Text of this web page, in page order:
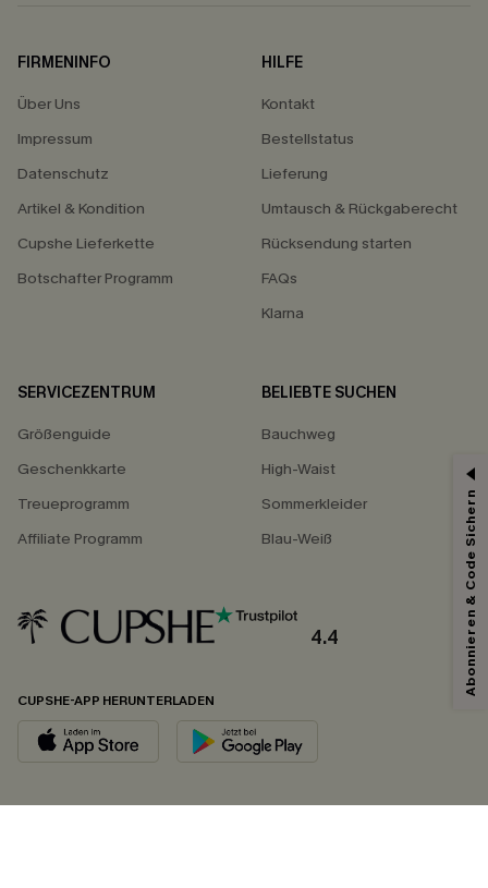
FIRMENINFO
Über Uns
Impressum
Datenschutz
Artikel & Kondition
Cupshe Lieferkette
Botschafter Programm
HILFE
Kontakt
Bestellstatus
Lieferung
Umtausch & Rückgaberecht
Rücksendung starten
FAQs
Klarna
SERVICEZENTRUM
Größenguide
Geschenkkarte
Treueprogramm
Affiliate Programm
BELIEBTE SUCHEN
Bauchweg
High-Waist
Sommerkleider
Blau-Weiß
4.4
CUPSHE-APP HERUNTERLADEN
Abonnieren & Code Sichern